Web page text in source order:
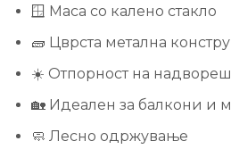
🪟 Маса со калено стакло
🧱 Цврста метална
☀️ Отпорност на
🏡 Идеален за балкони и
🧼 Лесно одржување